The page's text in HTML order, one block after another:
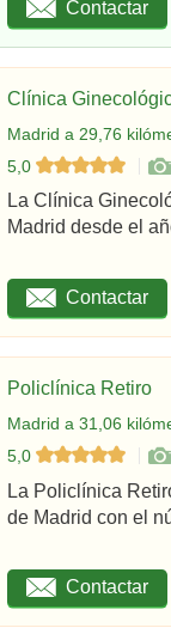
Contactar
Clínica
Madrid a 29,76
5,0
La Clínica
Madrid desde el
Contactar
Policlínica Retiro
Madrid a 31,06
5,0
La Policlínica
de Madrid con el
Contactar